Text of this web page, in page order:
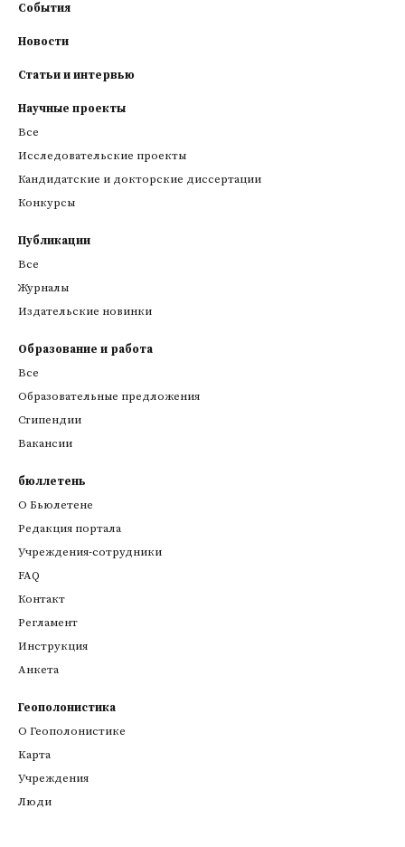
События
Новости
Статьи и интервью
Научные проекты
Все
Исследовательские проекты
Кандидатские и докторские диссертации
Конкурсы
Публикации
Все
Журналы
Издательские новинки
Образование и работа
Все
Образовательные предложения
Стипендии
Вакансии
бюллетень
О Бьюлетене
Редакция портала
Учреждения-сотрудники
FAQ
Контакт
Регламент
Инструкция
Анкета
Геополонистика
О Геополонистике
Kарта
Учреждения
Люди